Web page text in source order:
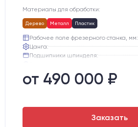
Материалы для обработки:
Дерево Металл Пластик
Рабочее поле фрезерного станка, мм:
Цанга:
Подшипники шпинделя:
Двигатели:
от 490 000 ₽
Заказать